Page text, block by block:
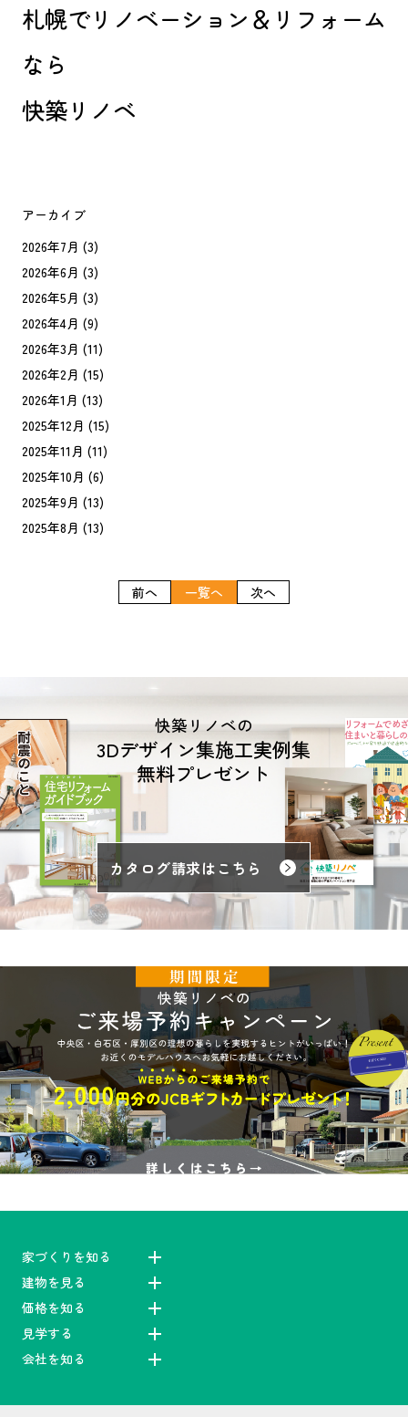
アーカイブ
2026年7月 (3)
2026年6月 (3)
2026年5月 (3)
2026年4月 (9)
2026年3月 (11)
2026年2月 (15)
2026年1月 (13)
2025年12月 (15)
2025年11月 (11)
2025年10月 (6)
2025年9月 (13)
2025年8月 (13)
札幌でリノベーション＆リフォーム
なら
快築リノベ
前へ 一覧へ 次へ
快築リノベの
3Dデザイン集施工実例集
無料プレゼント
カタログ請求はこちら
家づくりを知る
建物を見る
価格を知る
見学する
会社を知る